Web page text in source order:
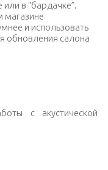
в “бардачке”.
и использовать
обновления салона
с акустической